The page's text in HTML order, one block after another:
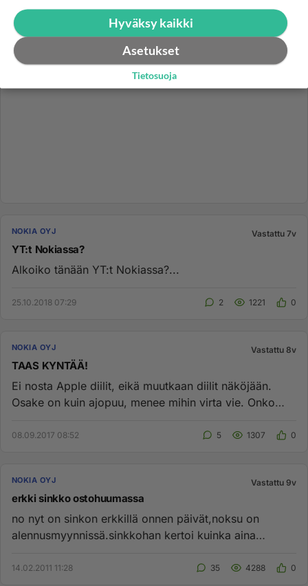
NOKIA OYJ Vastattu 7v
YT:t Nokiassa?
Alkoiko tänään YT:t Nokiassa?...
25.10.2018 07:29 2 1221 0
NOKIA OYJ Vastattu 8v
TAAS KYNTÄÄ!
Ei nosta Apple diilit, eikä muutkaan diilit näköjään.
Osake on kuin ajopuu, menee mihin virta vie. Onko
08.09.2017 08:52 5 1307 0
NOKIA OYJ Vastattu 9v
erkki sinkko ostohuumassa
no nyt on sinkon erkkillä onnen päivät,noksu on
alennusmyynnissä.sinkkohan kertoi kuinka aina
14.02.2011 11:28 35 4288 0
Hyväksy kaikki
Asetukset
Tietosuoja